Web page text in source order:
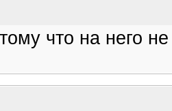
что на него